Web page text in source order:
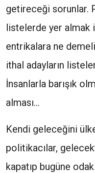
getireceği sorunlar.
listelerde yer almak
entrikalara ne
ithal adayların
İnsanlarla barışık
alması…
Kendi geleceğini
politikacılar,
kapatıp bugüne